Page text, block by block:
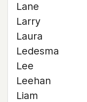
Lane
Larry
Laura
Ledesma
Lee
Leehan
Liam